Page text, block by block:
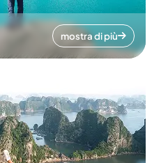
mostra di più